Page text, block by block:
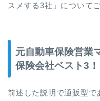
スメする3社」について
元自動車保険営業
保険会社ベスト3！
前述した説明で通販型で